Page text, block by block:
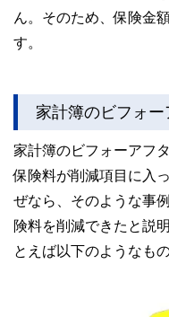
ん。そのため、保険金
す。
家計簿のビフォ
家計簿のビフォーアフ
保険料が削減項目に入
ぜなら、そのような事
険料を削減できたと説
とえば以下のようなもの